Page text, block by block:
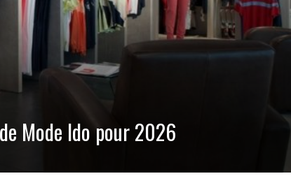
Mode Ido pour 2026